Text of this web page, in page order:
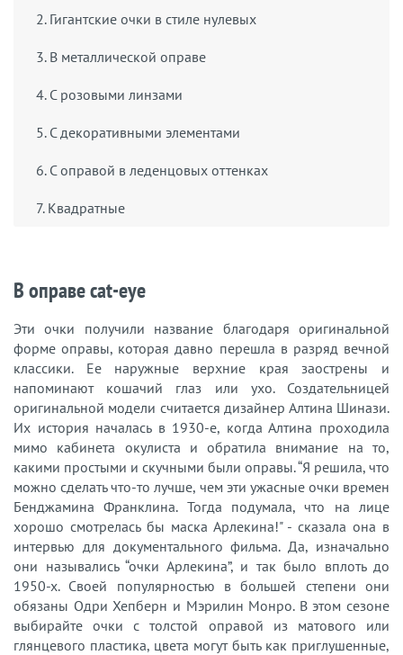
2. Гигантские очки в стиле нулевых
3. В металлической оправе
4. С розовыми линзами
5. С декоративными элементами
6. С оправой в леденцовых оттенках
7. Квадратные
В оправе cat-eye
Эти очки получили название благодаря оригинальной
форме оправы, которая давно перешла в разряд вечной
классики. Ее наружные верхние края заострены и
напоминают кошачий глаз или ухо. Создательницей
оригинальной модели считается дизайнер Алтина Шинази.
Их история началась в 1930-е, когда Алтина проходила
мимо кабинета окулиста и обратила внимание на то,
какими простыми и скучными были оправы. “Я решила, что
можно сделать что-то лучше, чем эти ужасные очки времен
Бенджамина Франклина. Тогда подумала, что на лице
хорошо смотрелась бы маска Арлекина!" - сказала она в
интервью для документального фильма. Да, изначально
они назывались “очки Арлекина”, и так было вплоть до
1950-х. Своей популярностью в большей степени они
обязаны Одри Хепберн и Мэрилин Монро. В этом сезоне
выбирайте очки с толстой оправой из матового или
глянцевого пластика, цвета могут быть как приглушенные,